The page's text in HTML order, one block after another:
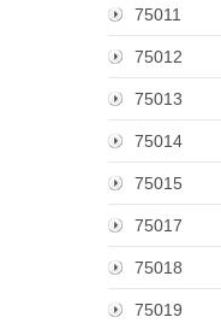
75011
75012
75013
75014
75015
75017
75018
75019